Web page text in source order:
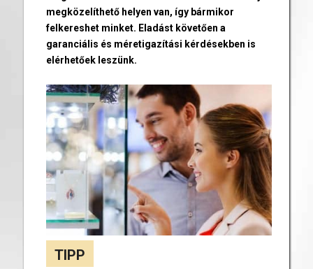
megközelíthető helyen van, így bármikor
felkereshet minket. Eladást követően a
garanciális és méretigazítási kérdésekben is
elérhetőek leszünk.
TIPP